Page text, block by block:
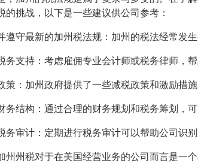
的挑战，以下是一些建议供公司参考：
遵守最新的加州税法规：加州的税法经常发
务支持：考虑雇佣专业会计师或税务律师，
策：加州政府提供了一些减税政策和激励措
务结构：通过合理的财务规划和税务筹划，
务审计：定期进行税务审计可以帮助公司识
州州税对于在美国经营业务的公司而言是一